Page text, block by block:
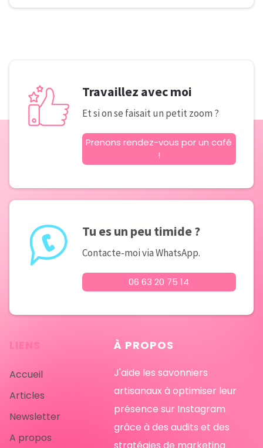
Travaillez avec moi
Et si on se faisait un petit zoom ?
Prenons rendez-vous por un café
!
Tu es un peu timide ?
Contacte-moi via WhatsApp.
06 63 20 75 14
LIENS
Accueil
Articles
Newsletter
A propos
À PROPOS
J'aide les savonniers
artisanaux à optimiser leur
présence sur Instagram
grâce à des audits et des